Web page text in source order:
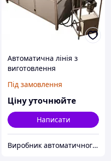
Автоматична лінія з
виготовлення
печива 'Горішок' з лінією
наповнення (120кг/год)
Під замовлення
Ціну уточнюйте
Написати
Виробник автоматичного кондитерського обладнання "Sladoteh"